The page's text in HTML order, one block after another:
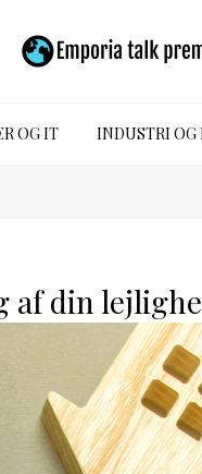
OG IT INDUSTRI OG
af din